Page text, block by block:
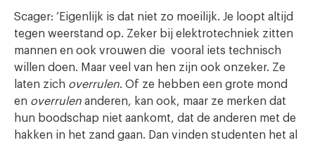
Scager: ‘Eigenlijk is dat niet zo moeilijk. Je loopt altijd
tegen weerstand op. Zeker bij elektrotechniek zitten
mannen en ook vrouwen die vooral iets technisch
willen doen. Maar veel van hen zijn ook onzeker. Ze
laten zich overrulen. Of ze hebben een grote mond
en overrulen anderen, kan ook, maar ze merken dat
hun boodschap niet aankomt, dat de anderen met de
hakken in het zand gaan. Dan vinden studenten het al